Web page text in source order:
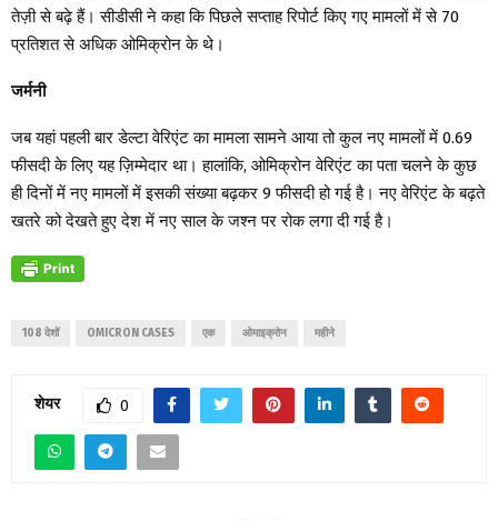
तेज़ी से बढ़े हैं। सीडीसी ने कहा कि पिछले सप्ताह रिपोर्ट किए गए मामलों में से 70
प्रतिशत से अधिक ओमिक्रोन के थे।
जर्मनी
जब यहां पहली बार डेल्टा वेरिएंट का मामला सामने आया तो कुल नए मामलों में 0.69
फीसदी के लिए यह ज़िम्मेदार था। हालांकि, ओमिक्रोन वेरिएंट का पता चलने के कुछ
ही दिनों में नए मामलों में इसकी संख्या बढ़कर 9 फीसदी हो गई है। नए वेरिएंट के बढ़ते
खतरे को देखते हुए देश में नए साल के जश्न पर रोक लगा दी गई है।
108 देशों OMICRON CASES एक ओमाइक्रोन महीने
शेयर 0